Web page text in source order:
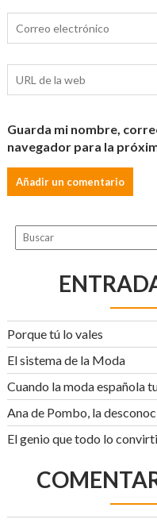
Guarda mi nombre,
navegador para la
Porque tú lo vales
El sistema de la Moda
Cuando la moda española
Ana de Pombo, la
El genio que todo lo